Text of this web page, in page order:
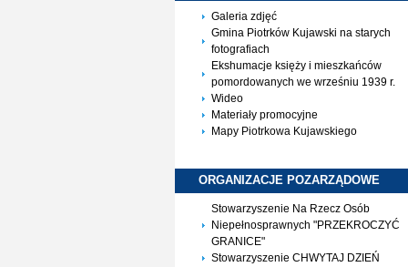
Galeria zdjęć
Gmina Piotrków Kujawski na starych
fotografiach
Ekshumacje księży i mieszkańców
pomordowanych we wrześniu 1939 r.
Wideo
Materiały promocyjne
Mapy Piotrkowa Kujawskiego
ORGANIZACJE POZARZĄDOWE
Stowarzyszenie Na Rzecz Osób
Niepełnosprawnych "PRZEKROCZYĆ
GRANICE"
Stowarzyszenie CHWYTAJ DZIEŃ